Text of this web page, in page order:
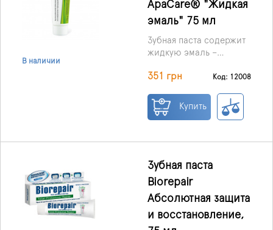
«Профессиональное
избавление от
производителя Bio
Repair, Италия.
В наличии
ApaCare® "Жидкая
эмаль" 75 мл
Зубная паста содержит
жидкую эмаль –
минерал природного
Гидроксиапатит
является основным
паста, 75 мл
351 грн Код: 12008
Купить
Зубная паста
Biorepair
Абсолютная защита
и восстановление,